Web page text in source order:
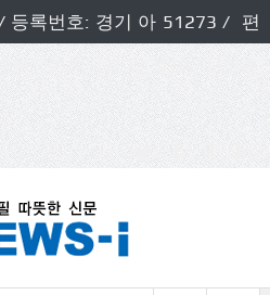
등록번호: 경기 아 51273 / 편
인정보책임자 및 청소년보호호